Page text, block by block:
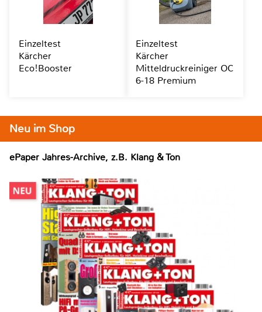
Neu im Shop
ePaper Jahres-Archive, z.B. Klang & Ton
Einzeltest
Kärcher
Eco!Booster
Einzeltest
Kärcher
Mitteldruckreiniger OC
6-18 Premium